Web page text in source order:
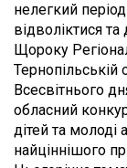
нелегкий
відволіктися
Щороку
Тернопільській
Всесвітнього
обласний
дітей та молоді
найціннішого